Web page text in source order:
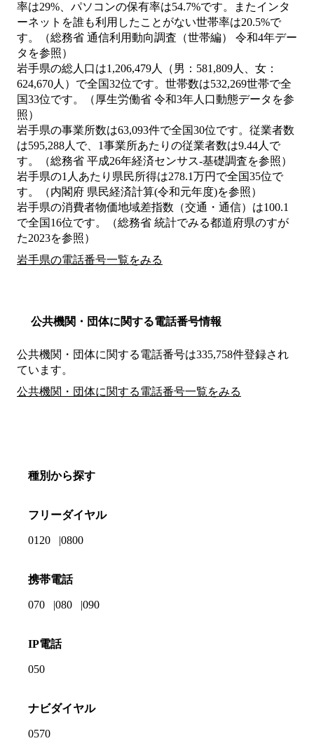
率は29%、パソコンの保有率は54.7%です。またインタ
ーネットを誰も利用したことがない世帯率は20.5%で
す。（総務省 通信利用動向調査（世帯編） 令和4年デー
タを参照）
岩手県の総人口は1,206,479人（男：581,809人、女：
624,670人）で全国32位です。世帯数は532,269世帯で全
国33位です。（厚生労働省 令和3年人口動態データを参
照）
岩手県の事業所数は63,093件で全国30位です。従業者数
は595,288人で、1事業所あたりの従業者数は9.44人で
す。（総務省 平成26年経済センサス‐基礎調査を参照）
岩手県の1人あたり県民所得は278.1万円で全国35位で
す。（内閣府 県民経済計算(令和元年度)を参照）
岩手県の消費者物価地域差指数（交通・通信）は100.1
で全国16位です。（総務省 統計でみる都道府県のすが
た2023を参照）
岩手県の電話番号一覧をみる
公共機関・団体に関する電話番号情報
公共機関・団体に関する電話番号は335,758件登録され
ています。
公共機関・団体に関する電話番号一覧をみる
種別から探す
フリーダイヤル
0120 0800
携帯電話
070 080 090
IP電話
050
ナビダイヤル
0570